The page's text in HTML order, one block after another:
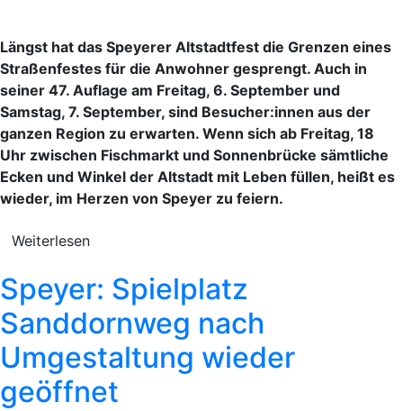
Längst hat das Speyerer Altstadtfest die Grenzen eines
Straßenfestes für die Anwohner gesprengt. Auch in
seiner 47. Auflage am Freitag, 6. September und
Samstag, 7. September, sind Besucher:innen aus der
ganzen Region zu erwarten. Wenn sich ab Freitag, 18
Uhr zwischen Fischmarkt und Sonnenbrücke sämtliche
Ecken und Winkel der Altstadt mit Leben füllen, heißt es
wieder, im Herzen von Speyer zu feiern.
Weiterlesen
Speyer: Spielplatz
Sanddornweg nach
Umgestaltung wieder
geöffnet